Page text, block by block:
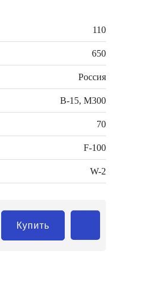
110
650
Россия
В-15, М300
70
F-100
W-2
Купить